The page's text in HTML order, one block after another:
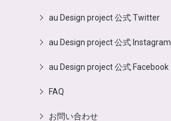
au Design project 公式 Twitter
au Design project 公式 Instagram
au Design project 公式 Facebook
FAQ
お問い合わせ